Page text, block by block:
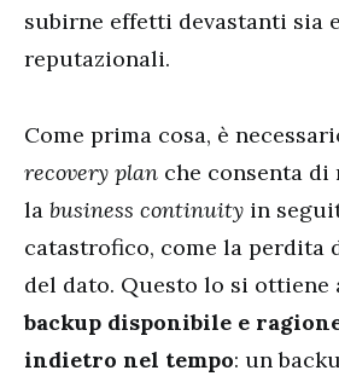
subirne effetti devastanti sia
reputazionali.
Come prima cosa, è
recovery plan che consenta di
la business continuity in
catastrofico, come la perdita
del dato. Questo lo si ottiene
backup disponibile e
indietro nel tempo: un